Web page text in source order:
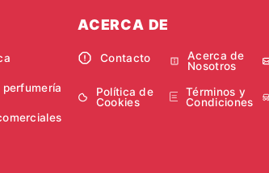
ACERCA DE
Contacto
Acerca de
Nosotros
Política de
Cookies
Términos y
Condiciones